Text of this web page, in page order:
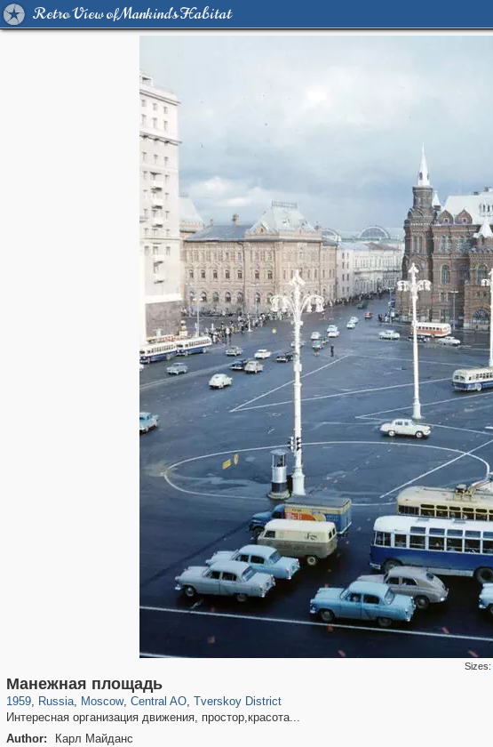
Retro View of Mankind's Habitat
Sizes:
Манежная площадь
1959, Russia
1,407,361 29,248
, Moscow
319,882 8,286
, Central AO
160,021 5,916
, Tverskoy District
Интересная организация движения, простор,красота...
Author:
Карл Майданс